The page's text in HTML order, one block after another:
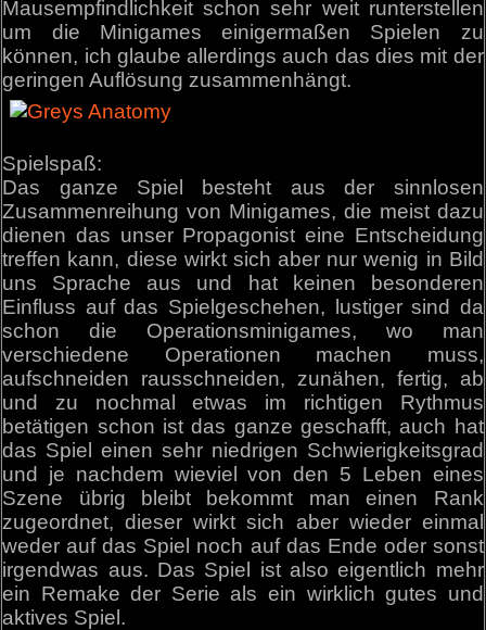
Mausempfindlichkeit schon sehr weit runterstellen
um die Minigames einigermaßen Spielen zu
können, ich glaube allerdings auch das dies mit der
geringen Auflösung zusammenhängt.
Spielspaß:
Das ganze Spiel besteht aus der sinnlosen
Zusammenreihung von Minigames, die meist dazu
dienen das unser Propagonist eine Entscheidung
treffen kann, diese wirkt sich aber nur wenig in Bild
uns Sprache aus und hat keinen besonderen
Einfluss auf das Spielgeschehen, lustiger sind da
schon die Operationsminigames, wo man
verschiedene Operationen machen muss,
aufschneiden rausschneiden, zunähen, fertig, ab
und zu nochmal etwas im richtigen Rythmus
betätigen schon ist das ganze geschafft, auch hat
das Spiel einen sehr niedrigen Schwierigkeitsgrad
und je nachdem wieviel von den 5 Leben eines
Szene übrig bleibt bekommt man einen Rank
zugeordnet, dieser wirkt sich aber wieder einmal
weder auf das Spiel noch auf das Ende oder sonst
irgendwas aus. Das Spiel ist also eigentlich mehr
ein Remake der Serie als ein wirklich gutes und
aktives Spiel.